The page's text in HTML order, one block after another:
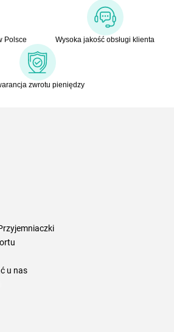
Polsce Wysoka jakość obsługi klienta
zwrotu pieniędzy
u nas